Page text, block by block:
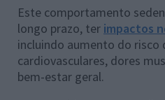
Este comportamento
longo prazo, ter impactos
incluindo aumento do risco
cardiovasculares, dores
bem-estar geral.